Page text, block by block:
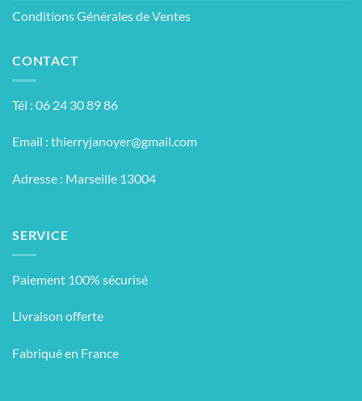
Conditions Générales de Ventes
CONTACT
Tél : 06 24 30 89 86
Email : thierryjanoyer@gmail.com
Adresse : Marseille 13004
SERVICE
Paiement 100% sécurisé
Livraison offerte
Fabriqué en France